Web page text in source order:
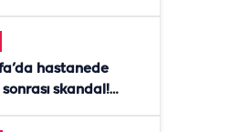
hastanede
skandal!